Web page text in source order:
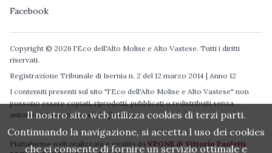
Facebook
Copyright © 2026 l'Eco dell'Alto Molise e Alto Vastese. Tutti i diritti
riservati.
Registrazione Tribunale di Isernia n. 2 del 12 marzo 2014 | Anno 12
I contenuti presenti sul sito "l'Eco dell'Alto Molise e Alto Vastese" non
possono essere copiati, riprodotti, pubblicati o redistribuiti senza
autorizzazione espressa degli autori.
Piattaforma web realizzata e gestita da VPONE di Vittorio Paoletti
Il nostro sito web utilizza cookies di terzi parti.
Continuando la navigazione, si accetta l uso dei cookies
che ci consente di fornire un servizio ottimale e